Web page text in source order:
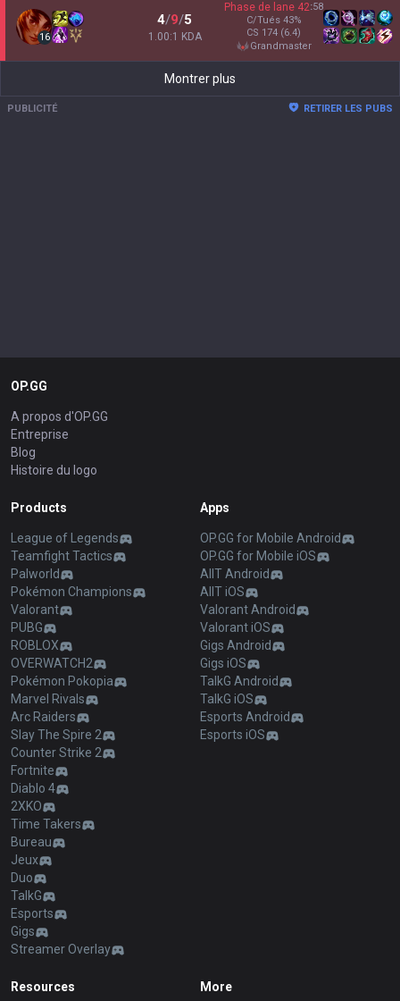
16
4/9/5
1.00:1 KDA
Phase de lane 42:58
C/Tués 43%
CS 174 (6.4)
grandmaster
Montrer plus
PUBLICITÉ RETIRER LES PUBS
OP.GG
A propos d'OP.GG
Entreprise
Blog
Histoire du logo
Products
League of Legends
Teamfight Tactics
Palworld
Pokémon Champions
Valorant
PUBG
ROBLOX
OVERWATCH2
Pokémon Pokopia
Marvel Rivals
Arc Raiders
Slay The Spire 2
Counter Strike 2
Fortnite
Diablo 4
2XKO
Time Takers
Bureau
Jeux
Duo
TalkG
Esports
Gigs
Streamer Overlay
Apps
OP.GG for Mobile Android
OP.GG for Mobile iOS
AllT Android
AllT iOS
Valorant Android
Valorant iOS
Gigs Android
Gigs iOS
TalkG Android
TalkG iOS
Esports Android
Esports iOS
Resources More